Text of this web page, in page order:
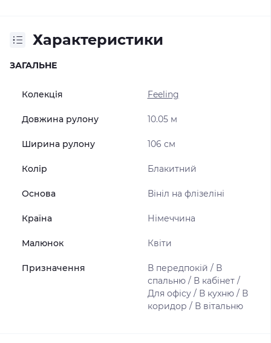
Характеристики
ЗАГАЛЬНЕ
Колекція Feeling
Довжина рулону 10.05 м
Ширина рулону 106 см
Колір Блакитний
Основа Вініл на флізеліні
Країна Німеччина
Малюнок Квіти
Призначення
В передпокій / В
спальню / В кабінет /
Для офісу / В кухню / В
коридор / В вітальню